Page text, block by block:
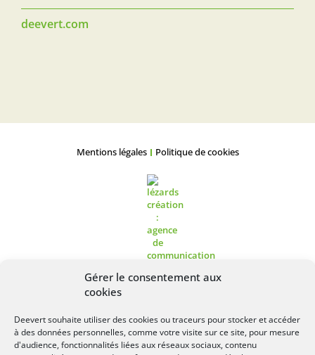
Gérer le consentement aux
cookies
Deevert souhaite utiliser des cookies ou traceurs pour stocker et accéder
à des données personnelles, comme votre visite sur ce site, pour mesure
d'audience, fonctionnalités liées aux réseaux sociaux, contenu
deevert.com
Mentions légales Politique de cookies
Site réalisé par LézardsCréation